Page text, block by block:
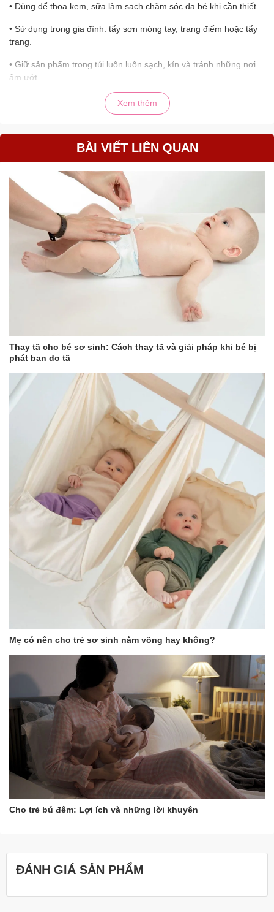
• Dùng để thoa kem, sữa làm sạch chăm sóc da bé khi cần thiết
• Sử dụng trong gia đình: tẩy sơn móng tay, trang điểm hoặc tẩy
trang.
• Giữ sản phẩm trong túi luôn luôn sạch, kín và tránh những nơi
ẩm ướt.
• Không để tăm bông vào trong sâu tai bé
Kích thước và quy cách đóng
gói:
• Đường kính đầu bông: 3mm
• Chiều dài: 75mm
Xem thêm
BÀI VIẾT LIÊN QUAN
Thay tã cho bé sơ sinh: Cách thay tã và giải pháp khi bé bị
phát ban do tã
Mẹ có nên cho trẻ sơ sinh nằm võng hay không?
Cho trẻ bú đêm: Lợi ích và những lời khuyên
ĐÁNH GIÁ SẢN PHẨM